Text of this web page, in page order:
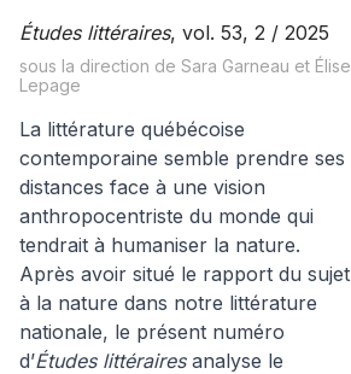
Études littéraires, vol. 53, 2 / 2025
sous la direction de Sara Garneau et Élise
Lepage
La littérature québécoise
contemporaine semble prendre ses
distances face à une vision
anthropocentriste du monde qui
tendrait à humaniser la nature.
Après avoir situé le rapport du sujet
à la nature dans notre littérature
nationale, le présent numéro
d’Études littérairesanalyse le